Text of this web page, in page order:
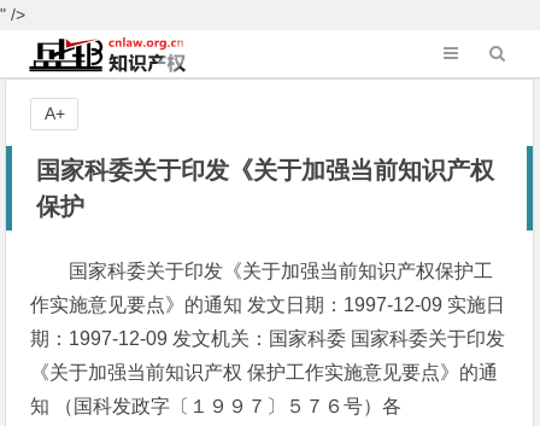
" />
国家科委关于印发《关于加强当前知识产权
保护
国家科委关于印发《关于加强当前知识产权保护工
作实施意见要点》的通知 发文日期：1997-12-09 实施日
期：1997-12-09 发文机关：国家科委 国家科委关于印发
《关于加强当前知识产权 保护工作实施意见要点》的通
知 （国科发政字〔１９９７〕５７６号）各
A+